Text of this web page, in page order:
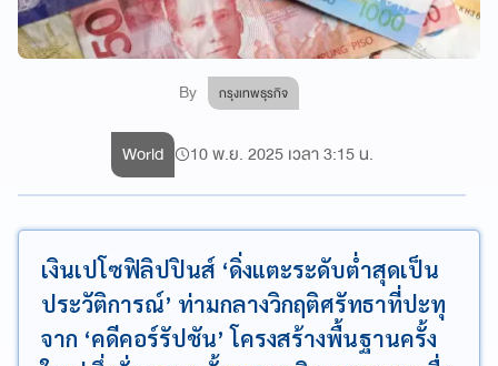
By กรุงเทพธุรกิจ
World 10 พ.ย. 2025 เวลา 3:15 น.
เงินเปโซฟิลิปปินส์ ‘ดิ่งแตะระดับต่ำสุดเป็น
ประวัติการณ์’ ท่ามกลางวิกฤติศรัทธาที่ปะทุ
จาก ‘คดีคอร์รัปชัน’ โครงสร้างพื้นฐานครั้ง